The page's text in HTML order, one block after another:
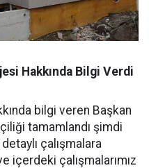
Hakkında Bilgi Verdi
bilgi veren Başkan
tamamlandı şimdi
çalışmalara
içerdeki çalışmalarımız